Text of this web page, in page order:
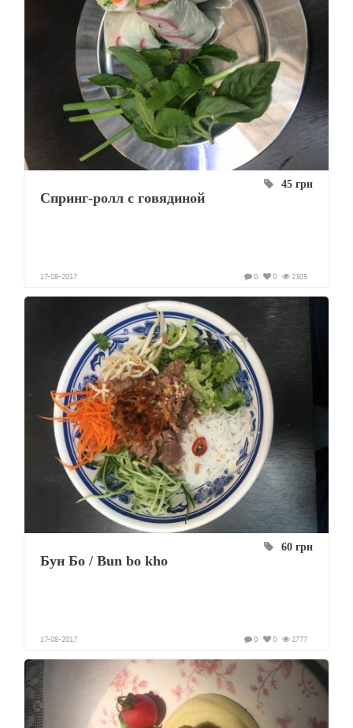
45 грн
Спринг-ролл с говядиной
17-08-2017 2305
0
0
60 грн
Бун Бо / Bun bo kho
17-08-2017 2777
0
0